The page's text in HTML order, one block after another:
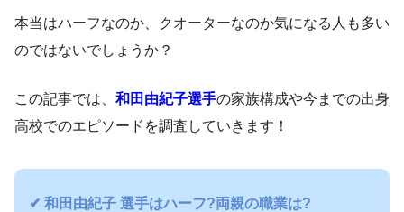
本当はハーフなのか、クオーターなのか気になる人も多い
のではないでしょうか？
この記事では、 和田由紀子選手の家族構成や今までの出身
高校でのエピソードを調査していきます！
✔ 和田由紀子 選手はハーフ?両親の職業は?